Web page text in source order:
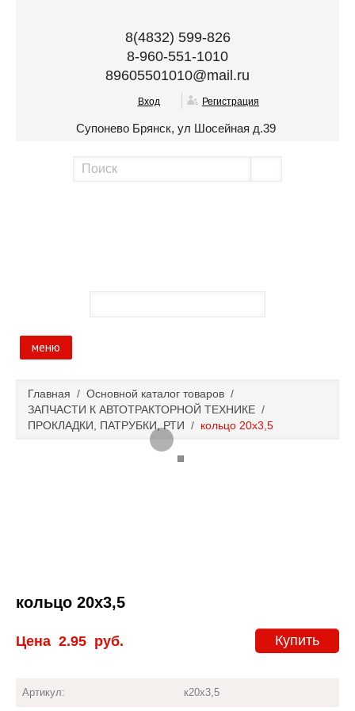
8(4832) 599-826
8-960-551-1010
89605501010@mail.ru
Вход Регистрация
Супонево Брянск, ул Шосейная д.39
меню
Основной каталог товаров
Главная / Основной каталог товаров /
ЗАПЧАСТИ К АВТОТРАКТОРНОЙ ТЕХНИКЕ /
ПРОКЛАДКИ, ПАТРУБКИ, РТИ / кольцо 20х3,5
кольцо 20х3,5
Купить
Цена 2.95 руб.
Артикул: к20х3,5